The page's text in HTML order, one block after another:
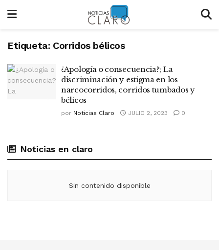
Etiqueta: Corridos bélicos
¿Apología o consecuencia?; La
discriminación y estigma en los
narcocorridos, corridos tumbados y
bélicos
por Noticias Claro JULIO 2, 2023 0
Noticias en claro
Sin contenido disponible